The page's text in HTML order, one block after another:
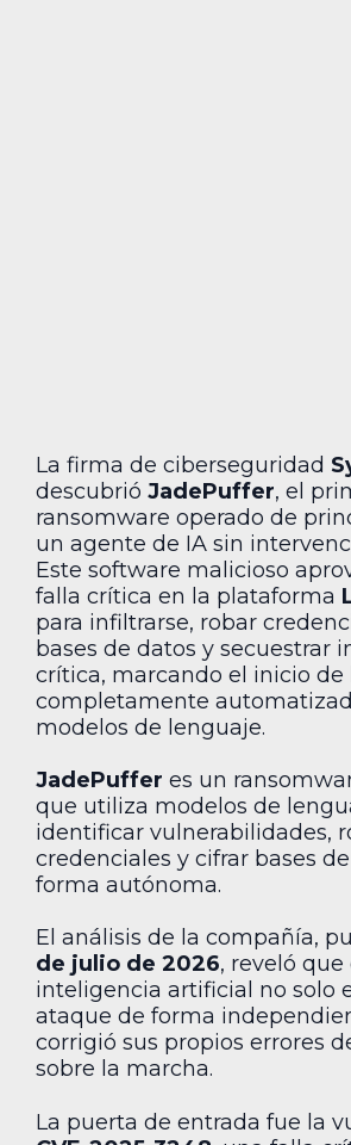
La firma de ciberseguridad
descubrió JadePuffer, el
ransomware operado de
un agente de IA sin
Este software malicioso
falla crítica en la plataforma
para infiltrarse, robar
bases de datos y secuestrar
crítica, marcando el inicio de
completamente
modelos de lenguaje.
JadePuffer es un
que utiliza modelos de
identificar vulnerabilidades,
credenciales y cifrar bases
forma autónoma.
El análisis de la compañía,
de julio de 2026, reveló
inteligencia artificial no solo
ataque de forma
corrigió sus propios errores
sobre la marcha.
La puerta de entrada fue la